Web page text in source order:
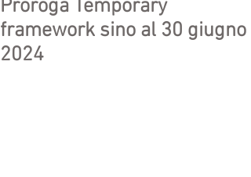
Proroga Temporary
framework sino al 30 giugno
2024